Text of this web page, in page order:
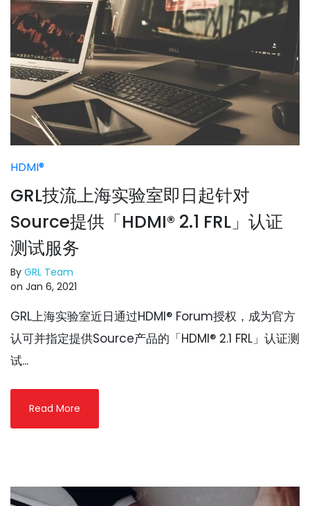
HDMI®
GRL技流上海实验室即日起针对
Source提供「HDMI® 2.1 FRL」认证
测试服务
By GRL Team
on Jan 6, 2021
GRL上海实验室近日通过HDMI® Forum授权，成为官方
认可并指定提供Source产品的「HDMI® 2.1 FRL」认证测
试...
Read More